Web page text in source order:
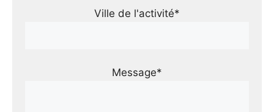
Ville de l'activité*
Message*